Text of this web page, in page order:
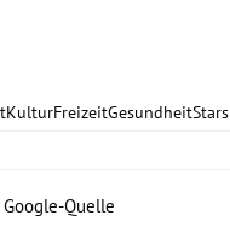
KulturFreizeitGesundheitStars
Quelle